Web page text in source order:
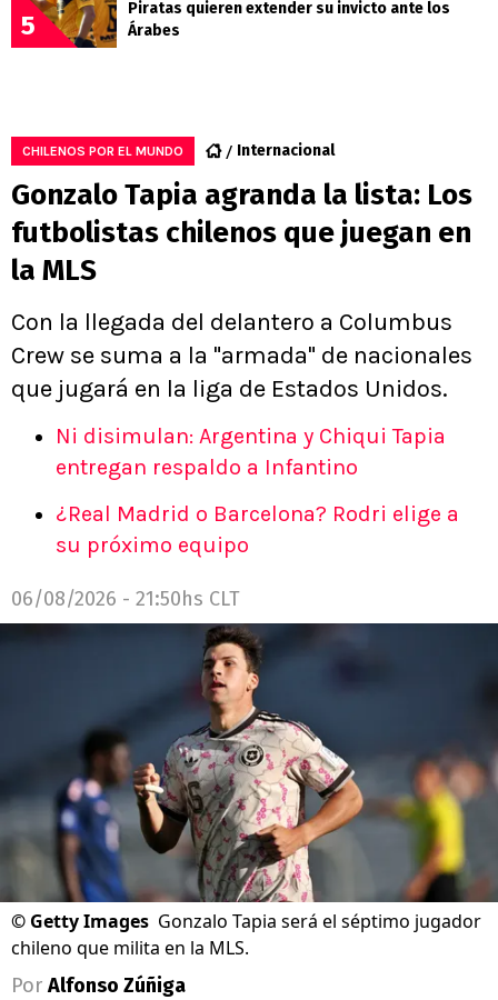
5
Piratas quieren extender su invicto ante los
Árabes
CHILENOS POR EL MUNDO Internacional
Gonzalo Tapia agranda la lista: Los
futbolistas chilenos que juegan en
la MLS
Con la llegada del delantero a Columbus
Crew se suma a la "armada" de nacionales
que jugará en la liga de Estados Unidos.
Ni disimulan: Argentina y Chiqui Tapia
entregan respaldo a Infantino
¿Real Madrid o Barcelona? Rodri elige a
su próximo equipo
06/08/2026 - 21:50hs CLT
© Getty Images Gonzalo Tapia será el séptimo jugador
chileno que milita en la MLS.
Por Alfonso Zúñiga